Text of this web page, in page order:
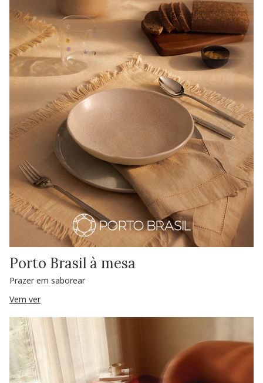
Porto Brasil à mesa
Prazer em saborear
Vem ver